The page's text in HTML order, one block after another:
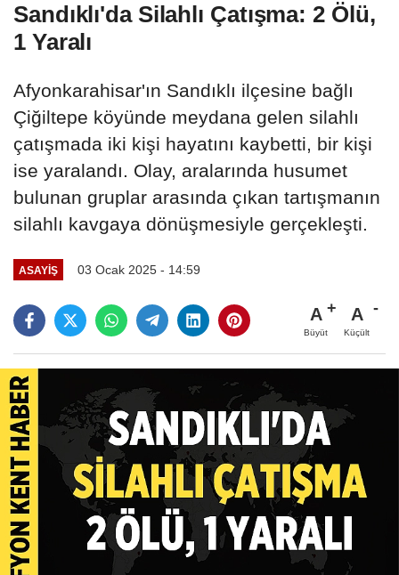
Sandıklı'da Silahlı Çatışma: 2 Ölü,
1 Yaralı
Afyonkarahisar'ın Sandıklı ilçesine bağlı
Çiğiltepe köyünde meydana gelen silahlı
çatışmada iki kişi hayatını kaybetti, bir kişi
ise yaralandı. Olay, aralarında husumet
bulunan gruplar arasında çıkan tartışmanın
silahlı kavgaya dönüşmesiyle gerçekleşti.
ASAYIŞ 03 Ocak 2025 - 14:59
A
Büyüt
A
Küçült